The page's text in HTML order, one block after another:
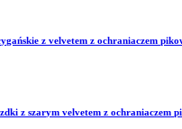
z velvetem z ochraniaczem
z szarym velvetem z ochraniaczem